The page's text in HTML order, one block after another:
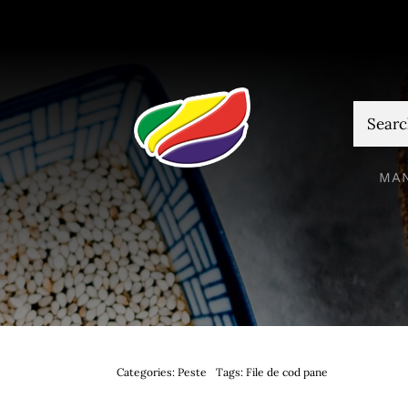
Categories:Peste Tags:File de cod pane